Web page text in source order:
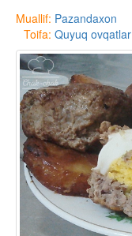
Muallif: Pazandaxon
Toifa: Quyuq ovqatlar